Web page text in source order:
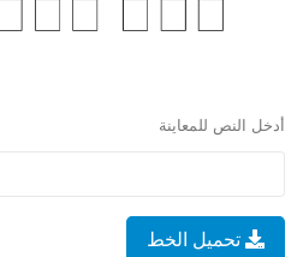
أدخل النص للمعاينة
تحميل الخط